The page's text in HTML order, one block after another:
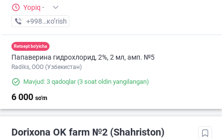
Yopiq ·
+998 (90) XXX-XX-XX
кo’rish
Retsept bo'yicha
Папаверина гидрохлорид, 2%, 2 мл, амп. №5
Radiks, ООО (Узбекистан)
Mavjud: 3 qadoqlar(3 soat oldin yangilangan)
6 000 so'm
Dorixona ОK farm №2 (Shahriston)